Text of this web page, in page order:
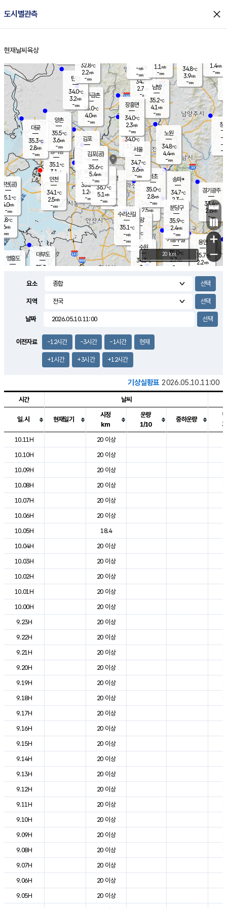
도시별관측 close
홈
현재날씨 육상
의도
℃
m/s
mm
영흥도
양주
34.3℃
2.7
-mm
과천
34.6℃
2.5m/s
- mm
용인
35.7℃
2.2m/s
경기광주
33.4℃
2.8m/s
-mm
2.7m/s
대부도
35.3
경서동
35.1℃
3.1 m/s
-mm
파주금촌
35.0℃
4.0m/s
-mm
34.8℃
3.9m/s
-mm
대곶
35.3℃
2.8m/s
-mm
창
-
-m/
-
탄현
34.0℃
3.2m/s
-mm
1.4m/s
-mm
의왕
- ℃
m/s
mm
김포
- ℃
-m/s
mm
광명
- ℃
-m/s
-mm
부천
35.3℃
1.2m/s
-mm
양촌
35.5℃
3.6m/s
-mm
구로
36.7℃
5.1 m/s
-mm
은평
34.0℃
3.5 m/s
- mm
노원
34.8℃
4.4m/s
-mm
송파*
34.7℃
2.3m/s
-mm
서초
35.0℃
2.8m/s
-mm
남방
35.2℃
4.1 m/s
-mm
기흥구갈
35.0℃
2.7m/s
-
수리산길
35.1℃
-m/s
-mm
분당구
35.9℃
2.4m/s
-mm
장흥면
34.0℃
2.3m/s
-mm
-m/s
-mm
인천(공)
35.1℃
4.0m/s
-mm
김포(공)
35.6℃
5.4m/s
-mm
수원
34.3℃
3 m/s
인천
34.1℃
2.5m/s
-mm
서울
34.7℃
3.6m/s
-mm
32.8℃
2.2m/s
-mm
1.1 m/s
-mm
+
−
20 km
요소
지역
날짜
이전자료 -12시간 -3시간 -1시간 현재
+1시간 +3시간 +12시간
기상실황표 2026.05.10.11:00
도시별 기상실황표로 지점, 날씨, 기온, 강수, 바람, 기압등을 안내한 표입
시간 날씨
일.시 현재일기
시정
km
운량
1/10
중하운량
10.11H
20 이상
10.10H
20 이상
10.09H
20 이상
10.08H
20 이상
10.07H
20 이상
10.06H
20 이상
10.05H
18.4
10.04H
20 이상
10.03H
20 이상
10.02H
20 이상
10.01H
20 이상
10.00H
20 이상
9.23H
20 이상
9.22H
20 이상
9.21H
20 이상
9.20H
20 이상
9.19H
20 이상
9.18H
20 이상
9.17H
20 이상
9.16H
20 이상
9.15H
20 이상
9.14H
20 이상
9.13H
20 이상
9.12H
20 이상
9.11H
20 이상
9.10H
20 이상
9.09H
20 이상
9.08H
20 이상
9.07H
20 이상
9.06H
20 이상
9.05H
20 이상